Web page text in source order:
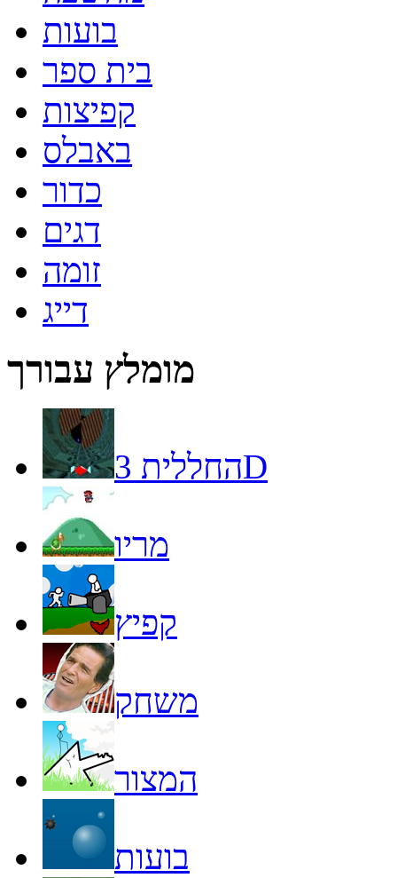
בועות
בית ספר
קפיצות
באבלס
כדור
דגים
זומה
דייג
מומלץ עבורך
החללית 3D
מריו
קפיץ
משחק
המצור
בועות